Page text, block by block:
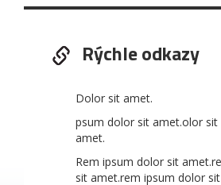
Rýchle odkazy
Dolor sit amet.
psum dolor sit amet.olor
amet.
Rem ipsum dolor sit
sit amet.rem ipsum dolor